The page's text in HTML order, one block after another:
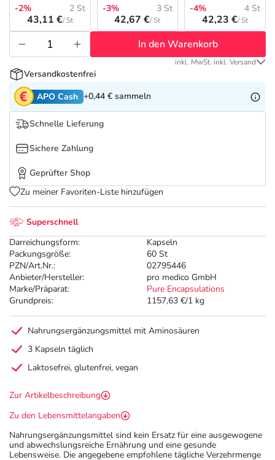
Tierapotheke
Vitamine & Mineralstoffe
Marken
Salus Deals
Superschnell
Darreichungsform:
Kapseln
Packungsgröße:
60 St
PZN/Art.Nr.:
02795446
Anbieter/Hersteller:
pro medico GmbH
Marke/Präparat:
Pure Encapsulations
Grundpreis:
1157,63 €/1 kg
-2%
2 St
43,11 €/ St
-3% 3 St
42,67 €/ St
-4% 4 St
42,23 €/ St
In den Warenkorb
inkl. MwSt. inkl. Versand
Versandkostenfrei
APO Cash +0,44 € sammeln
Schnelle Lieferung
Sichere Zahlung
Geprüfter Shop
Zu meiner Favoriten-Liste hinzufügen
Nahrungsergänzungsmittel mit Aminosäuren
3 Kapseln täglich
Laktosefrei, glutenfrei, vegan
Zur Artikelbeschreibung
Zu den Lebensmittelangaben
Nahrungsergänzungsmittel sind kein Ersatz für eine ausgewogene
und abwechslungsreiche Ernährung und eine gesunde
Lebensweise. Die angegebene empfohlene tägliche Verzehrmenge